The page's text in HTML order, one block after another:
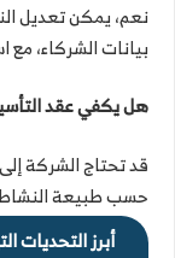
نعم، يمكن تعديل
بيانات الشركاء،
هل يكفي عقد
قد تحتاج الشركة
حسب طبيعة النشاط
أبرز